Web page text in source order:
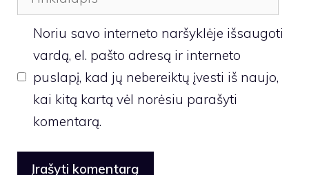
Noriu savo interneto naršyklėje išsaugoti
vardą, el. pašto adresą ir interneto
puslapį, kad jų nebereiktų įvesti iš naujo,
kai kitą kartą vėl norėsiu parašyti
komentarą.